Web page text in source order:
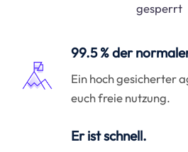
gesperrt
99.5 % der
Ein hoch gesicherter
euch freie nutzung.
Er ist schnell.